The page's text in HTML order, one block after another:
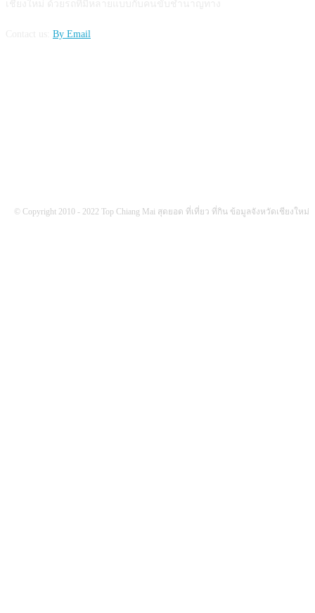
By Email
© Copyright 2010 - 2022 Top Chiang Mai สุดยอด ที่เที่ยว ที่กิน ข้อมูลจังหวัดเชียงใหม่